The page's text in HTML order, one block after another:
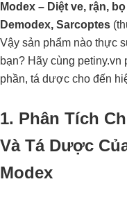
Modex – Diệt ve, rận,
Demodex, Sarcoptes
Vậy sản phẩm nào thực
bạn? Hãy cùng petiny.vn
phần, tá dược cho đến
1. Phân Tích
Và Tá Dược
Modex